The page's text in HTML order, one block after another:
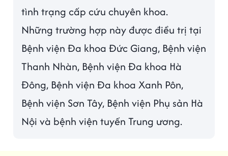
tình trạng cấp cứu chuyên khoa.
Những trường hợp này được điều trị tại
Bệnh viện Đa khoa Đức Giang, Bệnh viện
Thanh Nhàn, Bệnh viện Đa khoa Hà
Đông, Bệnh viện Đa khoa Xanh Pôn,
Bệnh viện Sơn Tây, Bệnh viện Phụ sản Hà
Nội và bệnh viện tuyến Trung ương.